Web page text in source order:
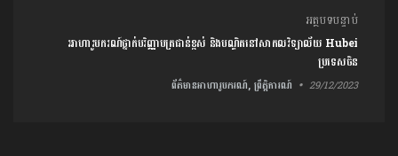
អត្ថបទបន្ទាប់
អាហារូបករណ៍ថ្នាក់បរិញ្ញាបត្រជាន់ខ្ពស់ និងបណ្ឌិតនៅសាកលវិទ្យាល័យ Hubei
ប្រទេសចិន
ព័ត៌មានអាហារូបករណ៍, ព្រឹត្តិការណ៍ 29/12/2023